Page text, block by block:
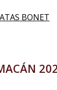
BONET